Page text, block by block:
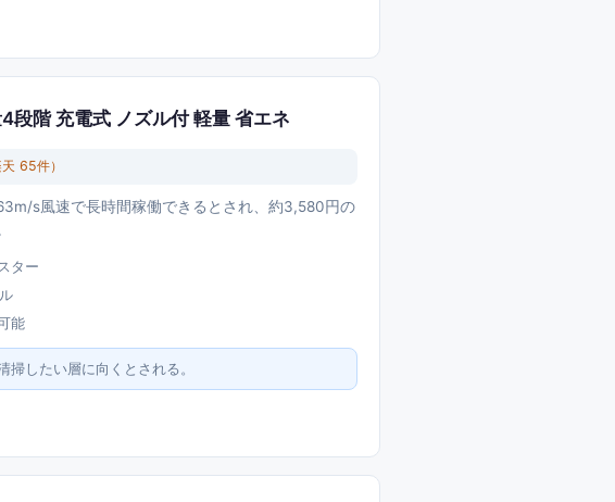
階 充電式 ノズル付 軽量 省エネ
天 65件）
s風速で長時間稼働できるとされ、約3,580円の
ター
能
したい層に向くとされる。